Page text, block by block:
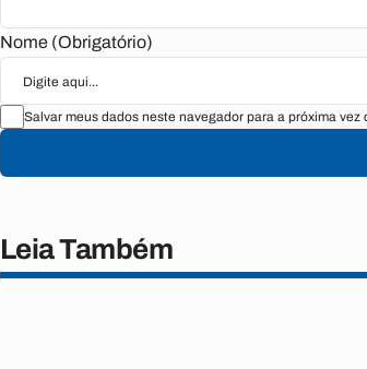
Nome (Obrigatório)
Salvar meus dados neste navegador para a próxima vez
Leia Também